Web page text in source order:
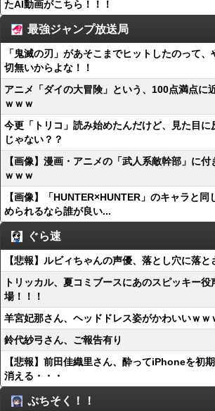
たAI動画がこちら！！！
最強ジャンプ放送局
「鬼滅の刃」があそこまでヒットしたのって
切無いからよな！！
アニメ「ダイの大冒険」という、100点満点に
ｗｗｗ
今更「トリコ」読み始めたんだけど、見た目に
じゃない？？
【画像】漫画・アニメの「武人系敵幹部」に
ｗｗｗ
【画像】「HUNTER×HUNTER」のキャラと
められるなら誰が良い...
ぐら速
【悲報】ルビィちゃんの声優、落とし穴に落と
トリッカル、夏コミブースにあのスピッキー役
場！！！
羊宮妃那さん、ヘッドドレス姿がかわいいｗｗ
鈴代紗弓さん、ご報告有り
【悲報】前田佳織里さん、酔ってiPhoneを初
消える・・・
ぷちそく！！